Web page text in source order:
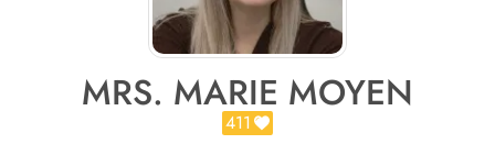
MRS. MARIE MOYEN
411